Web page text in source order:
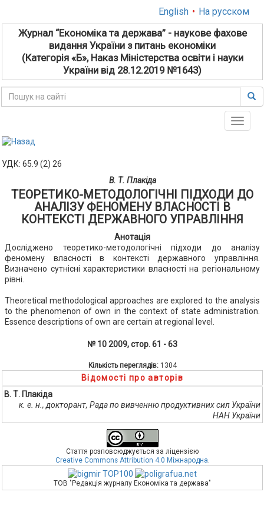
English • На русском
Журнал “Економіка та держава” - наукове фахове
видання України з питань економіки
(Категорія «Б», Наказ Міністерства освіти і науки
України від 28.12.2019 №1643)
Toggle
УДК: 65.9 (2) 26
В. Т. Плакіда
ТЕОРЕТИКО-МЕТОДОЛОГІЧНІ ПІДХОДИ ДО
АНАЛІЗУ ФЕНОМЕНУ ВЛАСНОСТІ В
КОНТЕКСТІ ДЕРЖАВНОГО УПРАВЛІННЯ
Анотація
Досліджено теоретико-методологічні підходи до аналізу
феномену власності в контексті державного управління.
Визначено сутнісні характеристики власності на регіональному
рівні.
Theoretical methodological approaches are explored to the analysis
to the phenomenon of own in the context of state administration.
Essence descriptions of own are certain at regional level.
№ 10 2009, стор. 61 - 63
Кількість переглядів: 1304
Відомості про авторів
В. Т. Плакіда
к. е. н., докторант, Рада по вивченню продуктивних сил України
НАН України
Стаття розповсюджується за ліцензією
Creative Commons Attribution 4.0 Міжнародна.
ТОВ "Редакція журналу Економіка та держава"